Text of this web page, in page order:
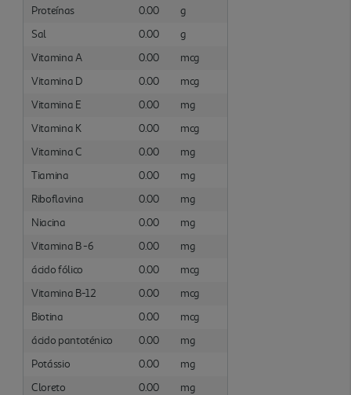
Proteínas
0.00
g
Sal
0.00
g
Vitamina A
0.00
mcg
Vitamina D
0.00
mcg
Vitamina E
0.00
mg
Vitamina K
0.00
mcg
Vitamina C
0.00
mg
Tiamina
0.00
mg
Riboflavina
0.00
mg
Niacina
0.00
mg
Vitamina B -6
0.00
mg
ácido fólico
0.00
mcg
Vitamina B-12
0.00
mcg
Biotina
0.00
mcg
ácido pantoténico
0.00
mg
Potássio
0.00
mg
Cloreto
0.00
mg